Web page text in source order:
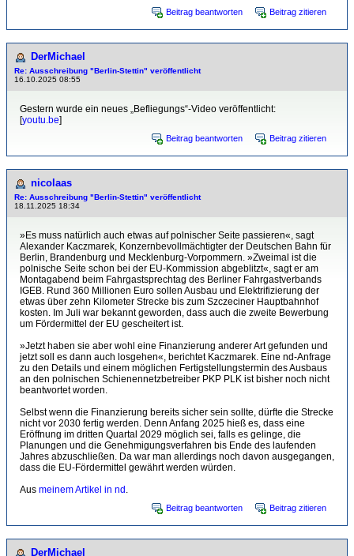
Beitrag beantworten Beitrag zitieren
DerMichael
Re: Ausschreibung "Berlin-Stettin" veröffentlicht
16.10.2025 08:55
Gestern wurde ein neues „Befliegungs“-Video veröffentlicht:
[youtu.be]
Beitrag beantworten Beitrag zitieren
nicolaas
Re: Ausschreibung "Berlin-Stettin" veröffentlicht
18.11.2025 18:34
»Es muss natürlich auch etwas auf polnischer Seite passieren«, sagt
Alexander Kaczmarek, Konzernbevollmächtigter der Deutschen Bahn für
Berlin, Brandenburg und Mecklenburg-Vorpommern. »Zweimal ist die
polnische Seite schon bei der EU-Kommission abgeblitzt«, sagt er am
Montagabend beim Fahrgastsprechtag des Berliner Fahrgastverbands
IGEB. Rund 360 Millionen Euro sollen Ausbau und Elektrifizierung der
etwas über zehn Kilometer Strecke bis zum Szczeciner Hauptbahnhof
kosten. Im Juli war bekannt geworden, dass auch die zweite Bewerbung
um Fördermittel der EU gescheitert ist.
»Jetzt haben sie aber wohl eine Finanzierung anderer Art gefunden und
jetzt soll es dann auch losgehen«, berichtet Kaczmarek. Eine nd-Anfrage
zu den Details und einem möglichen Fertigstellungstermin des Ausbaus
an den polnischen Schienennetzbetreiber PKP PLK ist bisher noch nicht
beantwortet worden.
Selbst wenn die Finanzierung bereits sicher sein sollte, dürfte die Strecke
nicht vor 2030 fertig werden. Denn Anfang 2025 hieß es, dass eine
Eröffnung im dritten Quartal 2029 möglich sei, falls es gelinge, die
Planungen und die Genehmigungsverfahren bis Ende des laufenden
Jahres abzuschließen. Da war man allerdings noch davon ausgegangen,
dass die EU-Fördermittel gewährt werden würden.
Aus meinem Artikel in nd .
Beitrag beantworten Beitrag zitieren
DerMichael